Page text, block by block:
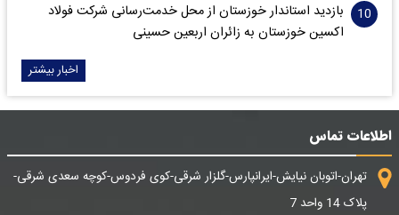
بازدید استاندار خوزستان از محل خدمت‌رسانی شرکت فولاد
اکسین خوزستان به زائران اربعین حسینی
اخبار بیشتر
اطلاعات تماس
تهران-اتوبان نیایش-ایرانپارس-گلزار شرقی-کوی فردوس-کوچه سعدی شرقی-
پلاک 14 واحد 7